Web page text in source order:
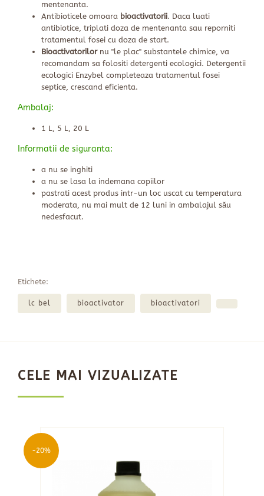
mentenanta.
Antibioticele omoara bioactivatorii. Daca luati
antibiotice, triplati doza de mentenanta sau reporniti
tratamentul fosei cu doza de start.
Bioactivatorilornu "le plac" substantele chimice, va
recomandam sa folositi detergenti ecologici. Detergentii
ecologici Enzybel completeaza tratamentul fosei
septice, crescand eficienta.
Ambalaj:
1 L, 5 L, 20 L
Informatii de siguranta:
a nu se inghiti
a nu se lasa la indemana copiilor
pastrati acest produs intr-un loc uscat cu temperatura
moderata, nu mai mult de 12 luni in ambalajul său
nedesfacut.
Etichete:
lc bel bioactivator bioactivatori
CELE MAI VIZUALIZATE
-20%